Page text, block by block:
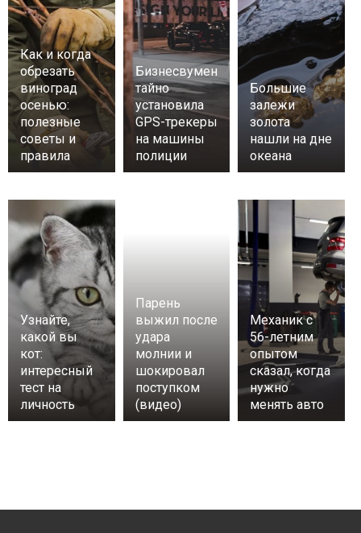
Как и когда
обрезать
виноград
осенью:
полезные
советы и
правила
Бизнесвумен
тайно
установила
GPS-трекеры
на машины
полиции
Большие
залежи
золота
нашли на дне
океана
Узнайте,
какой вы
кот:
интересный
тест на
личность
Парень
выжил после
удара
молнии и
шокировал
поступком
(видео)
Механик с
56-летним
опытом
сказал, когда
нужно
менять авто